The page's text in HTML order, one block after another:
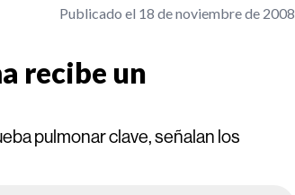
Publicado el 18 de noviembre de 2008
recibe un
pulmonar clave, señalan los